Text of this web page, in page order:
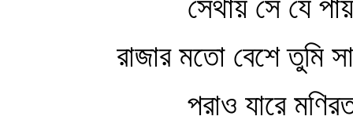
সেথায় সে যে
রাজার মতো বেশে তুমি
পরাও যারে